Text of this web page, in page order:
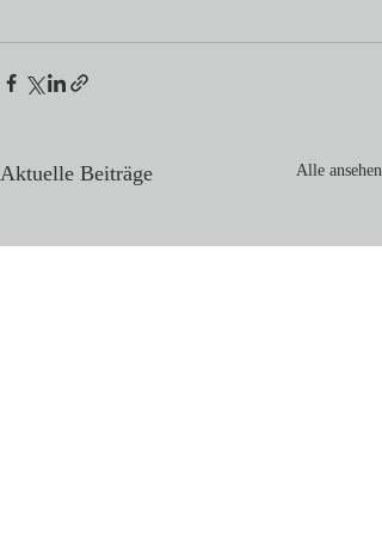
Aktuelle Beiträge Alle ansehen